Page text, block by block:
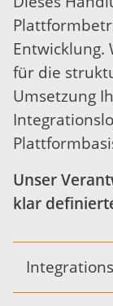
für die
Umsetzung
Unser
klar